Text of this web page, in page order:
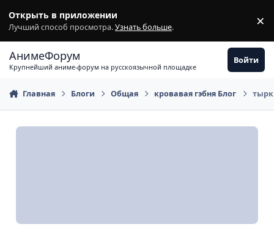
Открыть в приложении
Лучший способ просмотра.Узнать больше. ×
АнимеФорум
Крупнейший аниме-форум на русскоязычной площадке
Войти
Главная Блоги Общая кровавая гэбня Блог тырк